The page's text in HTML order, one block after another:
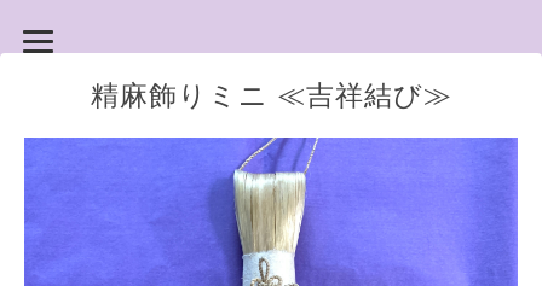
精麻飾りミニ ≪吉祥結び≫